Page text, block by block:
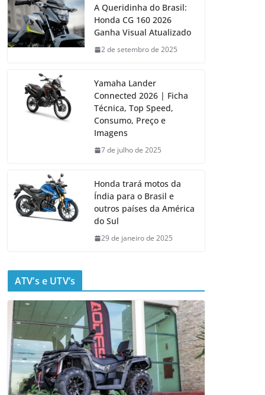
A Queridinha do Brasil:
Honda CG 160 2026
Ganha Visual Atualizado
2 de setembro de 2025
Yamaha Lander
Connected 2026 | Ficha
Técnica, Top Speed,
Consumo, Preço e
Imagens
7 de julho de 2025
Honda trará motos da
Índia para o Brasil e
outros países da América
do Sul
29 de janeiro de 2025
ATV’s e UTV’s